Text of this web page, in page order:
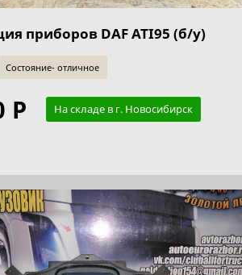
приборов DAF ATI95 (б/у)
Состояние- отличное
Р На складе в г. Новосибирск